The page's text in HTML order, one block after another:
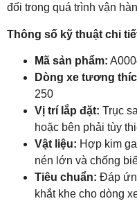
đối trong quá trình vận
Thông số kỹ thuật chi
Mã sản phẩm:
Dòng xe tương
250
Vị trí lắp đặt: Trục
hoặc bên phải tùy
Vật liệu: Hợp kim
nén lớn và chống
Tiêu chuẩn: Đáp
khắt khe cho dòng